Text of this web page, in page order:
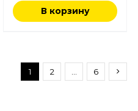
В корзину
1 2 6